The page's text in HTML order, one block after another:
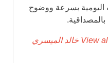
اليومية بسرعة ووضوح
بالمصداقية.
View all posts by خالد الميسري